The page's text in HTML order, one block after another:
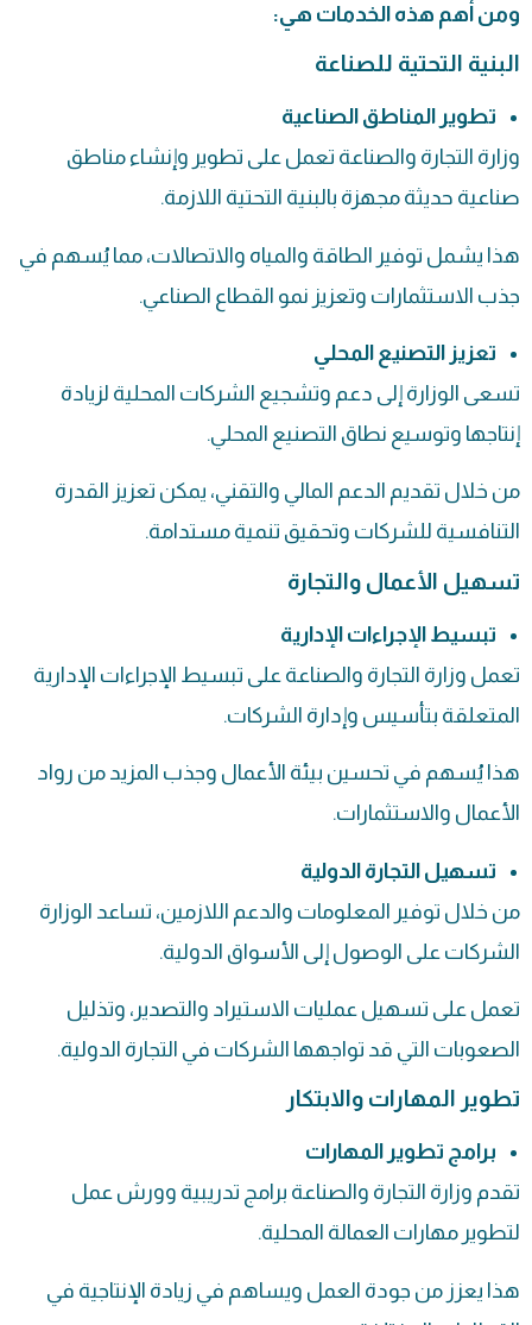
ومن أهم هذه الخدمات هي:
البنية التحتية للصناعة
تطوير المناطق الصناعية
وزارة التجارة والصناعة تعمل على تطوير وإنشاء مناطق
صناعية حديثة مجهزة بالبنية التحتية اللازمة.
هذا يشمل توفير الطاقة والمياه والاتصالات، مما يُسهم في
جذب الاستثمارات وتعزيز نمو القطاع الصناعي.
تعزيز التصنيع المحلي
تسعى الوزارة إلى دعم وتشجيع الشركات المحلية لزيادة
إنتاجها وتوسيع نطاق التصنيع المحلي.
من خلال تقديم الدعم المالي والتقني، يمكن تعزيز القدرة
التنافسية للشركات وتحقيق تنمية مستدامة.
تسهيل الأعمال والتجارة
تبسيط الإجراءات الإدارية
تعمل وزارة التجارة والصناعة على تبسيط الإجراءات الإدارية
المتعلقة بتأسيس وإدارة الشركات.
هذا يُسهم في تحسين بيئة الأعمال وجذب المزيد من رواد
الأعمال والاستثمارات.
تسهيل التجارة الدولية
من خلال توفير المعلومات والدعم اللازمين، تساعد الوزارة
الشركات على الوصول إلى الأسواق الدولية.
تعمل على تسهيل عمليات الاستيراد والتصدير، وتذليل
الصعوبات التي قد تواجهها الشركات في التجارة الدولية.
تطوير المهارات والابتكار
برامج تطوير المهارات
تقدم وزارة التجارة والصناعة برامج تدريبية وورش عمل
لتطوير مهارات العمالة المحلية.
هذا يعزز من جودة العمل ويساهم في زيادة الإنتاجية في